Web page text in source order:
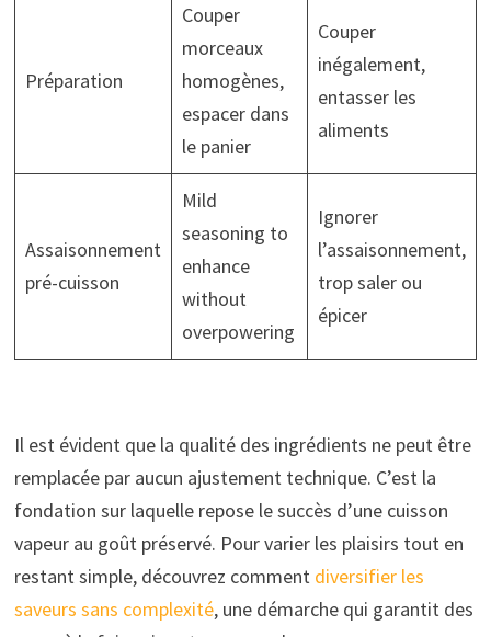
Préparation
Couper
morceaux
homogènes,
espacer dans
le panier
Couper
inégalement,
entasser les
aliments
Assaisonnement
pré-cuisson
Mild
seasoning to
enhance
without
overpowering
Ignorer
l’assaisonnement,
trop saler ou
épicer
Il est évident que la qualité des ingrédients ne peut être
remplacée par aucun ajustement technique. C’est la
fondation sur laquelle repose le succès d’une cuisson
vapeur au goût préservé. Pour varier les plaisirs tout en
restant simple, découvrez comment diversifier les
saveurs sans complexité, une démarche qui garantit des